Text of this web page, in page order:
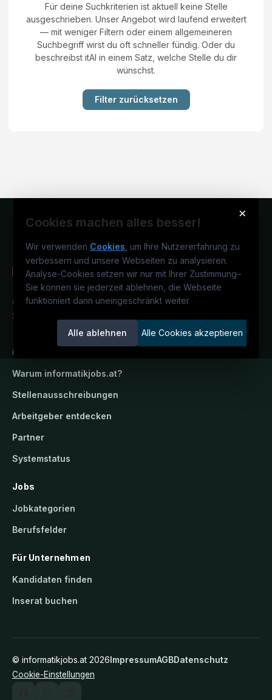
Für deine Suchkriterien ist aktuell keine Stelle
ausgeschrieben. Unser Angebot wird laufend erweitert
— mit weniger Filtern oder einem allgemeineren
Suchbegriff wirst du oft schneller fündig. Oder du
beschreibst itAI in einem Satz, welche Stelle du dir
wünschst.
Filter zurücksetzen
×
Cookies machen alles besser!
Wir verwenden Cookies , um Ihre Nutzererfahrung zu
verbessern und unsere Webseiten zu analysieren.
Analyse-Cookies setzen wir nur mit Ihrer Zustimmung–
Sie können sie jederzeit ablehnen, die Webseite
funktioniert dann uneingeschränkt weiter
Alle ablehnen Alle Cookies akzeptieren
Österreichs IT-Karriereportal.Ein
Service der candidatis GmbH.
informatikjobs.at
Warum informatikjobs.at?
Stellenausschreibungen
Arbeitgeber entdecken
Partner
Systemstatus
Jobs
Jobkategorien
Berufsfelder
Für Unternehmen
Kandidaten finden
Inserat buchen
© informatikjobs.at 2026ImpressumAGBDatenschutz
Cookie-Einstellungen